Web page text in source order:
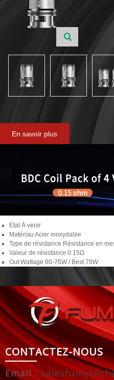
En savoir plus
EtatÀ venir
Matériau Acier inoxydable
Type de résistance Résistance en
Valeur de résistance 0.15Ω
Out Wattage 60-75W / Best 70W
CONTACTEZ-NOUS
Email :